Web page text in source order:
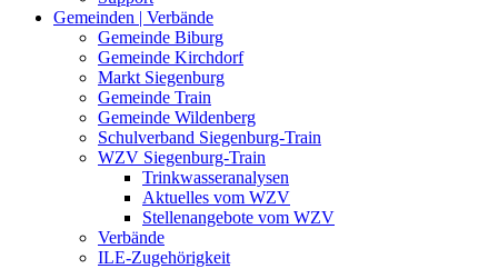
Gemeinden | Verbände
Gemeinde Biburg
Gemeinde Kirchdorf
Markt Siegenburg
Gemeinde Train
Gemeinde Wildenberg
Schulverband Siegenburg-Train
WZV Siegenburg-Train
Trinkwasseranalysen
Aktuelles vom WZV
Stellenangebote vom WZV
Verbände
ILE-Zugehörigkeit